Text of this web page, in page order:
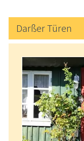
Darßer Türen